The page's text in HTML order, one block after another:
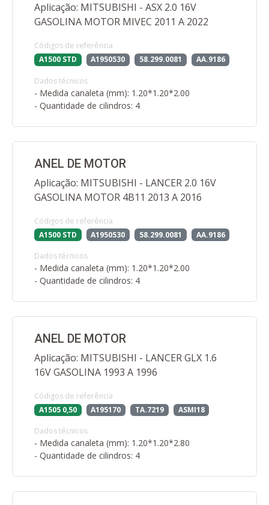
Aplicação: MITSUBISHI - ASX 2.0 16V
GASOLINA MOTOR MIVEC 2011 A 2022
Códigos de referência
A1500 STD
A1950530 58.299.0081 AA.9186
Dados técnicos
- Medida canaleta (mm): 1.20*1.20*2.00
- Quantidade de cilindros: 4
ANEL DE MOTOR
Aplicação: MITSUBISHI - LANCER 2.0 16V
GASOLINA MOTOR 4B11 2013 A 2016
Códigos de referência
A1500 STD
A1950530 58.299.0081 AA.9186
Dados técnicos
- Medida canaleta (mm): 1.20*1.20*2.00
- Quantidade de cilindros: 4
ANEL DE MOTOR
Aplicação: MITSUBISHI - LANCER GLX 1.6
16V GASOLINA 1993 A 1996
Códigos de referência
A1505 0,50
A195170 TA.7219 ASMI18
Dados técnicos
- Medida canaleta (mm): 1.20*1.20*2.80
- Quantidade de cilindros: 4